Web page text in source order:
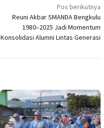
Pos berikutnya
Reuni Akbar SMANDA Bengkulu
1980–2025 Jadi Momentum
Konsolidasi Alumni Lintas Generasi